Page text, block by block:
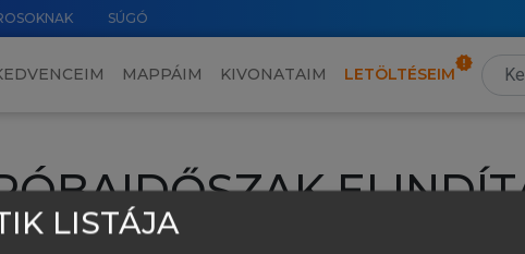
SÚGÓ
MAPPÁIM KIVONATAIM LETÖLTÉSEIM
lépj be a saját fiókoddal, iskolai azonosítóddal vagy
LISTÁJA